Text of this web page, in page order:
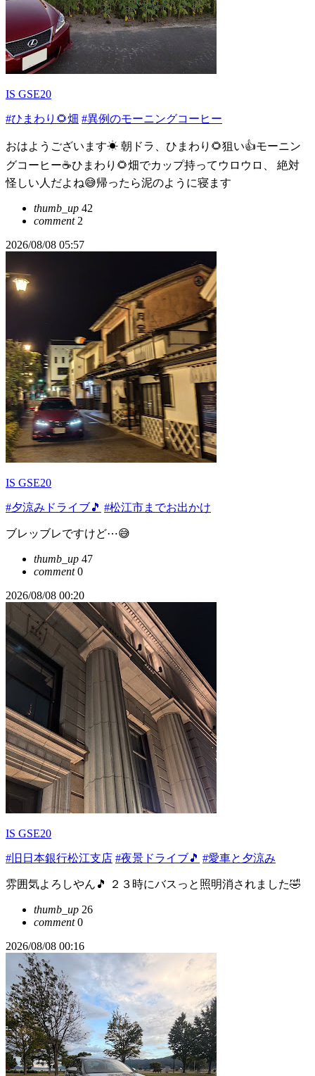
IS GSE20
#ひまわり🌻畑 #異例のモーニングコーヒー
おはようございます☀ 朝ドラ、ひまわり🌻狙い👍モーニン
グコーヒー☕️ひまわり🌻畑でカップ持ってウロウロ、 絶対
怪しい人だよね😅帰ったら泥のように寝ます
thumb_up 42
comment2
2026/08/08 05:57
IS GSE20
#夕涼みドライブ🎵 #松江市までお出かけ
ブレッブレですけど⋯😅
thumb_up 47
comment0
2026/08/08 00:20
IS GSE20
#旧日本銀行松江支店 #夜景ドライブ🎵 #愛車と夕涼み
雰囲気よろしやん🎵 ２３時にバスっと照明消されました🤣
thumb_up 26
comment0
2026/08/08 00:16